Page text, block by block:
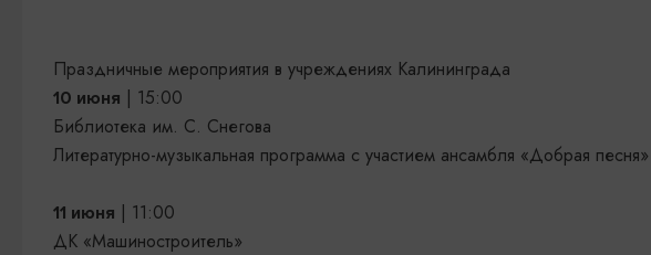
Праздничные мероприятия в учреждениях Калининграда
10 июня | 15:00
Библиотека им. С. Снегова
Литературно-музыкальная программа с участием ансамбля «Добрая песня»
11 июня | 11:00
ДК «Машиностроитель»